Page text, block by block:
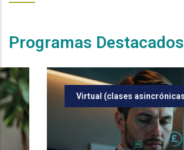
Programas Destacados
Virtual (clases asincrónicas)